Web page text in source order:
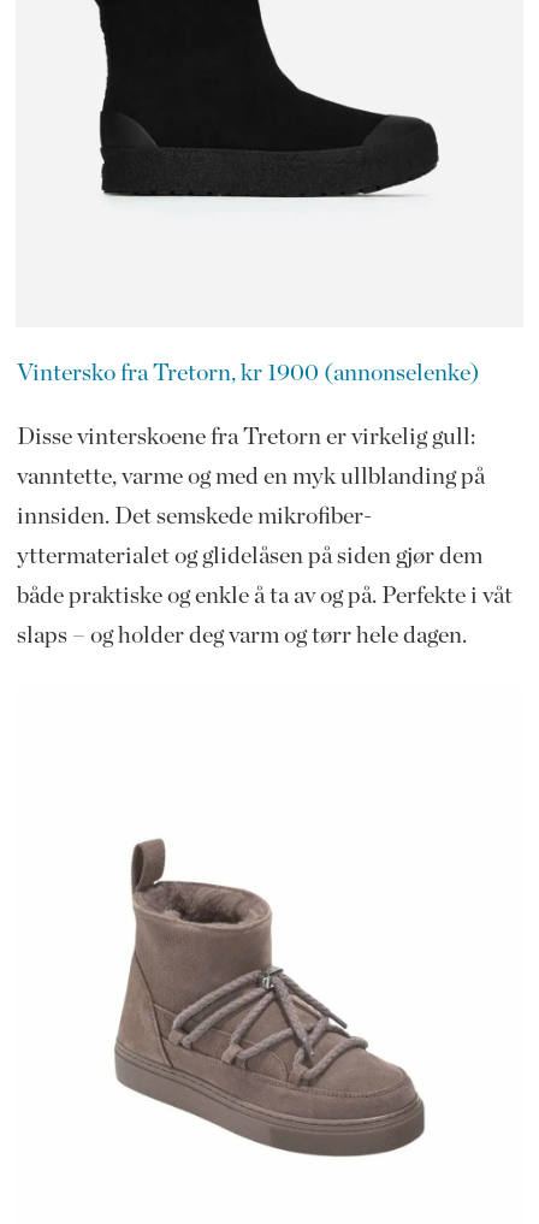
Vintersko fra Tretorn, kr 1900 (annonselenke)
Disse vinterskoene fra Tretorn er virkelig gull:
vanntette, varme og med en myk ullblanding på
innsiden. Det semskede mikrofiber-
yttermaterialet og glidelåsen på siden gjør dem
både praktiske og enkle å ta av og på. Perfekte i våt
slaps – og holder deg varm og tørr hele dagen.